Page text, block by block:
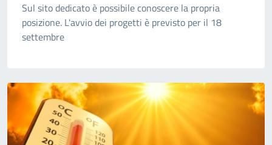
Sul sito dedicato è possibile conoscere la propria
posizione. L'avvio dei progetti è previsto per il 18
settembre